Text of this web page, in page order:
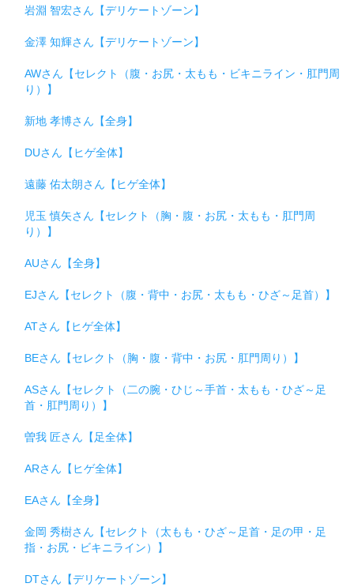
岩淵 智宏さん【デリケートゾーン】
金澤 知輝さん【デリケートゾーン】
AWさん【セレクト（腹・お尻・太もも・ビキニライン・肛門周
り）】
新地 孝博さん【全身】
DUさん【ヒゲ全体】
遠藤 佑太朗さん【ヒゲ全体】
児玉 慎矢さん【セレクト（胸・腹・お尻・太もも・肛門周
り）】
AUさん【全身】
EJさん【セレクト（腹・背中・お尻・太もも・ひざ～足首）】
ATさん【ヒゲ全体】
BEさん【セレクト（胸・腹・背中・お尻・肛門周り）】
ASさん【セレクト（二の腕・ひじ～手首・太もも・ひざ～足
首・肛門周り）】
曽我 匠さん【足全体】
ARさん【ヒゲ全体】
EAさん【全身】
金岡 秀樹さん【セレクト（太もも・ひざ～足首・足の甲・足
指・お尻・ビキニライン）】
DTさん【デリケートゾーン】